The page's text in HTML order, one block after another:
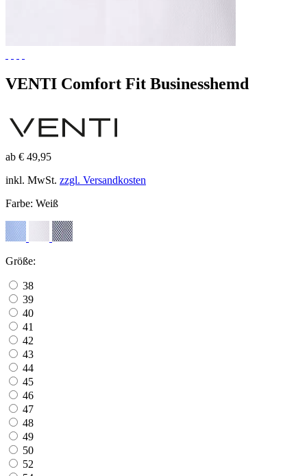
VENTI Comfort Fit Businesshemd
ab € 49,95
inkl. MwSt. zzgl. Versandkosten
Farbe: Weiß
Größe:
38
39
40
41
42
43
44
45
46
47
48
49
50
52